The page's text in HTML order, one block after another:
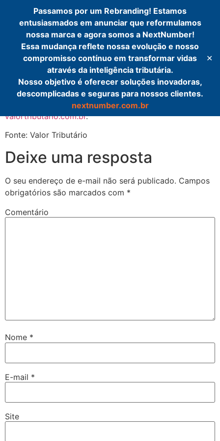
Passamos por um Rebranding! Estamos
entusiasmados em anunciar que reformulamos
nossa marca e agora somos a NextNumber!
Essa mudança reflete nossa evolução e nosso
compromisso contínuo em transformar vidas
através da inteligência tributária.
Nosso objetivo é oferecer soluções inovadoras,
descomplicadas e seguras para nossos clientes.
nextnumber.com.br
✕
Simples
Auditor
dsfd
apareceu primeiro em
valortributario.com.br.
Fonte: Valor Tributário
Deixe uma resposta
O seu endereço de e-mail não será publicado. Campos
obrigatórios são marcados com *
Comentário
Nome *
E-mail *
Site